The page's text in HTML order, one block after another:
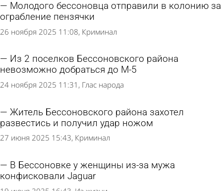
Молодого бессоновца отправили в колонию за
ограбление пензячки
26 ноября 2025 11:08 Криминал
Из 2 поселков Бессоновского района
невозможно добраться до М-5
24 ноября 2025 11:31 Глас народа
Житель Бессоновского района захотел
развестись и получил удар ножом
27 июня 2025 15:43 Криминал
В Бессоновке у женщины из-за мужа
конфисковали Jaguar